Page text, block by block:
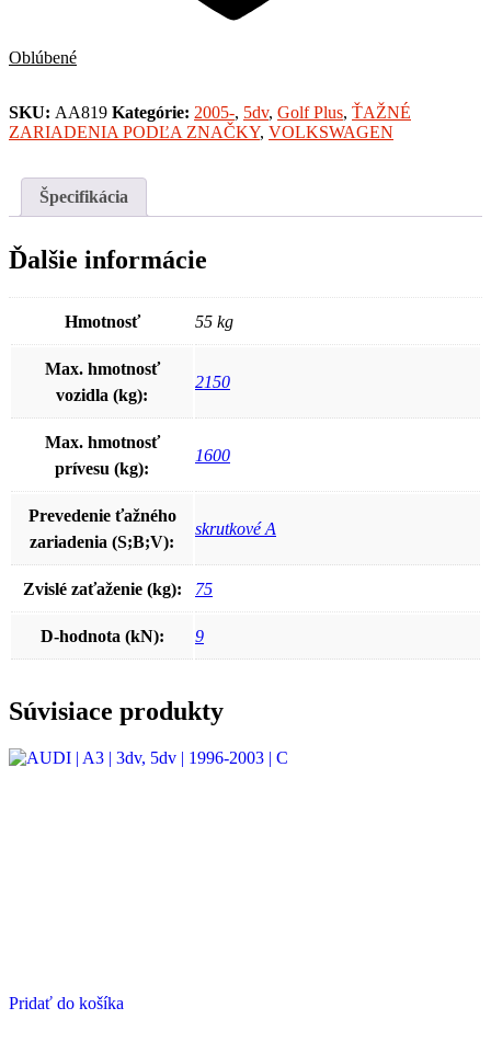
Oblúbené
SKU: AA819 Kategórie: 2005-, 5dv, Golf Plus, ŤAŽNÉ
ZARIADENIA PODĽA ZNAČKY, VOLKSWAGEN
Špecifikácia
Ďalšie informácie
Hmotnosť 55 kg
Max. hmotnosť
vozidla (kg):
2150
Max. hmotnosť
prívesu (kg):
1600
Prevedenie ťažného
zariadenia (S;B;V):
skrutkové A
Zvislé zaťaženie (kg): 75
D-hodnota (kN): 9
Súvisiace produkty
Pridať do košíka